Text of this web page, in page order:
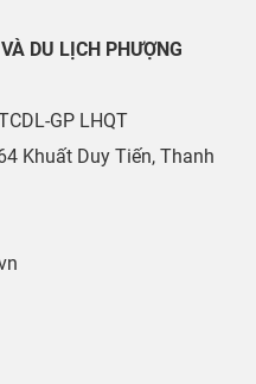
DU LỊCH PHƯỢNG
GP LHQT
Khuất Duy Tiến, Thanh